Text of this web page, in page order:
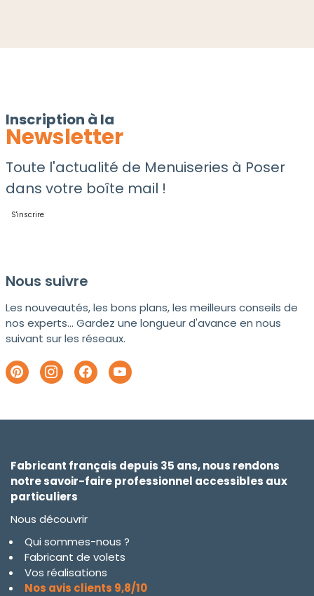
Inscription à la
Newsletter
Toute l'actualité de Menuiseries à Poser
dans votre boîte mail !
S'inscrire
Nous suivre
Les nouveautés, les bons plans, les meilleurs conseils de
nos experts... Gardez une longueur d'avance en nous
suivant sur les réseaux.
Fabricant français depuis 35 ans, nous rendons
notre savoir-faire professionnel accessibles aux
particuliers
Nous découvrir
Qui sommes-nous ?
Fabricant de volets
Vos réalisations
Nos avis clients 9,8/10